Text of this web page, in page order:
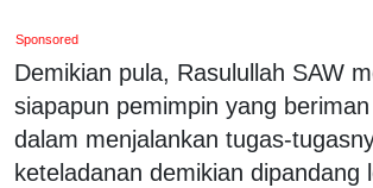
Sponsored
Demikian pula, Rasulullah SAW
siapapun pemimpin yang
dalam menjalankan tugas-
keteladanan demikian dipandang